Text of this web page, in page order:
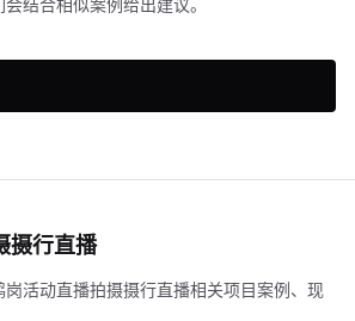
摄行直播
活动直播拍摄摄行直播相关项目案例、现